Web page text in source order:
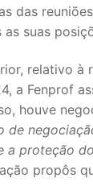
das
suas
relativo à
a Fenprof
houve
de
a proteção
propôs